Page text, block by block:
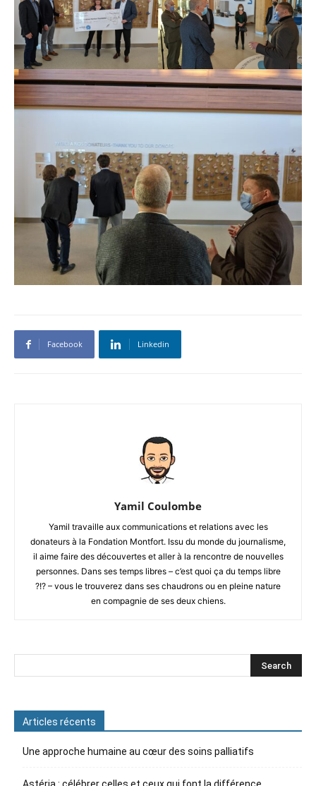
Facebook Linkedin
Yamil Coulombe
Yamil travaille aux communications et relations avec les
donateurs à la Fondation Montfort. Issu du monde du journalisme,
il aime faire des découvertes et aller à la rencontre de nouvelles
personnes. Dans ses temps libres – c’est quoi ça du temps libre
?!? – vous le trouverez dans ses chaudrons ou en pleine nature
en compagnie de ses deux chiens.
Articles récents
Une approche humaine au cœur des soins palliatifs